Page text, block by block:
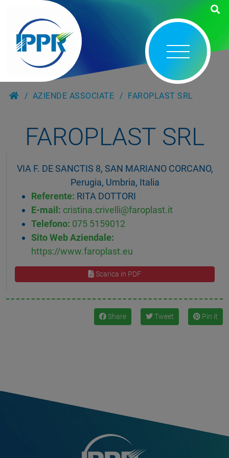
AZIENDE ASSOCIATE FAROPLAST SRL
FAROPLAST SRL
VIA F. DE SANCTIS 8, SAN MARIANO CORCANO,
Perugia, Umbria, Italia
Referente: RITA DOTTORI
E-mail: cristina.crivelli@faroplast.it
Telefono: 075 5159012
Sito Web Aziendale:
https://www.faroplast.eu
Scarica in PDF
Share Tweet Pin it